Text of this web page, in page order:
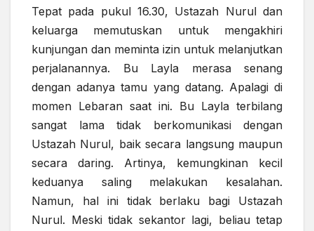
Tepat pada pukul 16.30, Ustazah Nurul dan
keluarga memutuskan untuk mengakhiri
kunjungan dan meminta izin untuk melanjutkan
perjalanannya. Bu Layla merasa senang
dengan adanya tamu yang datang. Apalagi di
momen Lebaran saat ini. Bu Layla terbilang
sangat lama tidak berkomunikasi dengan
Ustazah Nurul, baik secara langsung maupun
secara daring. Artinya, kemungkinan kecil
keduanya saling melakukan kesalahan.
Namun, hal ini tidak berlaku bagi Ustazah
Nurul. Meski tidak sekantor lagi, beliau tetap